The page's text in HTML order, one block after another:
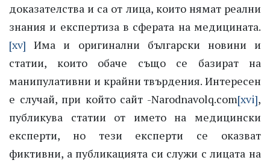
доказателства и са от лица, които нямат реални
знания и експертиза в сферата на медицината.
[xv] Има и оригинални български новини и
статии, които обаче също се базират на
манипулативни и крайни твърдения. Интересен
е случай, при който сайт -Narodnavolq.com[xvi],
публикува статии от името на медицински
експерти, но тези експерти се оказват
фиктивни, а публикацията си служи с лицата на